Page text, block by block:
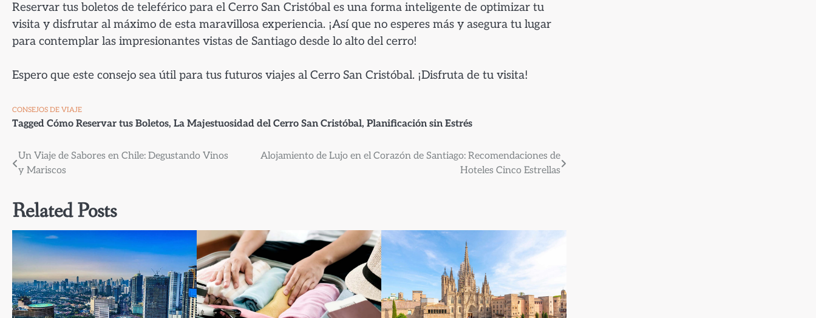
Reservar tus boletos de teleférico para el Cerro San Cristóbal es una forma inteligente de optimizar tu
visita y disfrutar al máximo de esta maravillosa experiencia. ¡Así que no esperes más y asegura tu lugar
para contemplar las impresionantes vistas de Santiago desde lo alto del cerro!
Espero que este consejo sea útil para tus futuros viajes al Cerro San Cristóbal. ¡Disfruta de tu visita!
CONSEJOS DE VIAJE
Tagged Cómo Reservar tus Boletos, La Majestuosidad del Cerro San Cristóbal, Planificación sin Estrés
Navegación
de
entradas
Un Viaje de Sabores en Chile: Degustando Vinos
y Mariscos
Alojamiento de Lujo en el Corazón de Santiago: Recomendaciones de
Hoteles Cinco Estrellas
Related Posts